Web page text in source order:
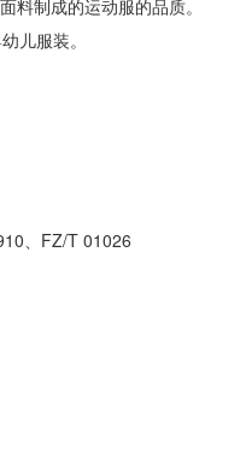
料制成的运动服的品质。
儿服装。
、FZ/T 01026